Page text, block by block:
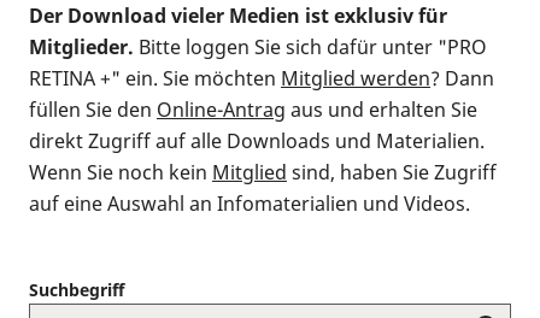
Der Download vieler Medien ist exklusiv für
Mitglieder. Bitte loggen Sie sich dafür unter "PRO
RETINA +" ein. Sie möchten Mitglied werden? Dann
füllen Sie den Online-Antrag aus und erhalten Sie
direkt Zugriff auf alle Downloads und Materialien.
Wenn Sie noch kein Mitglied sind, haben Sie Zugriff
auf eine Auswahl an Infomaterialien und Videos.
Suchbegriff